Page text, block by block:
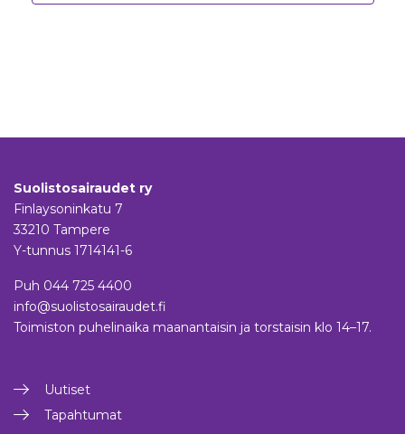
Suolistosairaudet ry
Finlaysoninkatu 7
33210 Tampere
Y-tunnus 1714141-6
Puh 044 725 4400
info@suolistosairaudet.fi
Toimiston puhelinaika maanantaisin ja torstaisin klo 14–17.
Uutiset
Tapahtumat